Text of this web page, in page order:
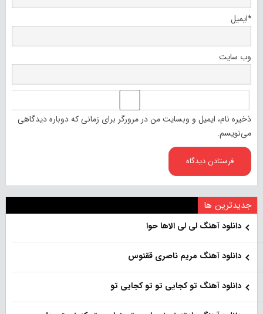
ایمیل*
وب‌ سایت
ذخیره نام، ایمیل و وبسایت من در مرورگر برای زمانی که دوباره دیدگاهی
می‌نویسم.
جدیدترین ها
دانلود آهنگ لی لی الاها حوا
دانلود آهنگ مریم ناصری ققنوس
دانلود آهنگ تو کجایی تو تو کجایی تو